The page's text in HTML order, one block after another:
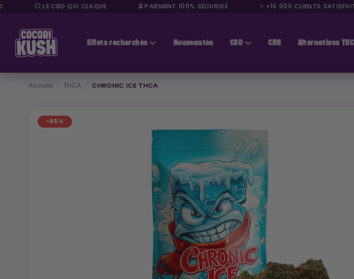
💥 LE CBD QUI CLAQUE 🔒 PAIEMENT 100% SÉCURISÉ ⭐ +10 000 CLIENTS SATISFAITS
Effets recherchés Nouveautés CBD CBN Alternatives THC
Accueil THCA CHRONIC ICE THCA
-65%